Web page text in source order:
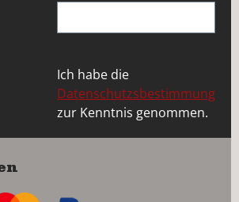
Ich habe die
Datenschutzsbestimmung
zur Kenntnis genommen.